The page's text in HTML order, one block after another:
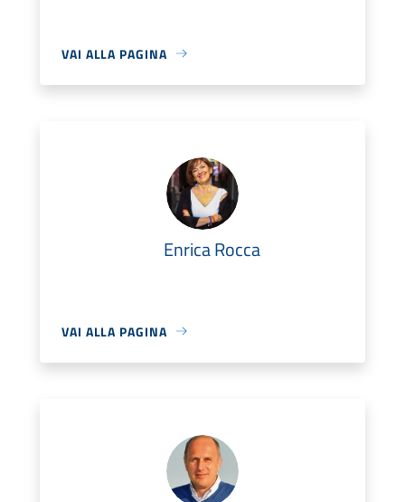
VAI ALLA PAGINA
Enrica Rocca
VAI ALLA PAGINA